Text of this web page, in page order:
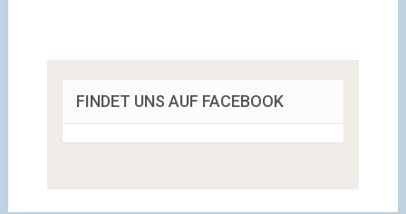
FINDET UNS AUF FACEBOOK